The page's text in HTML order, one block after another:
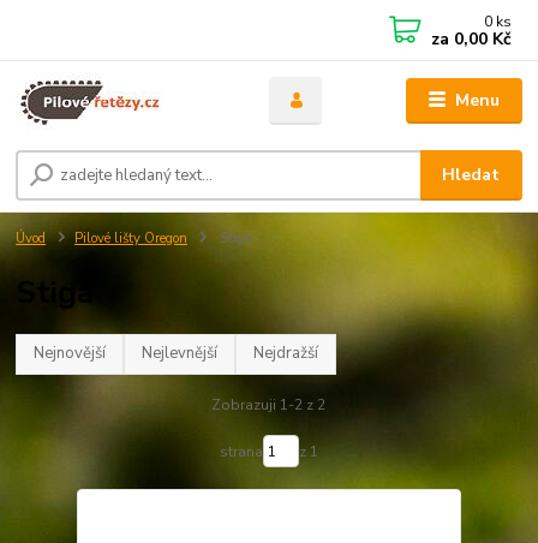
Menu
Hledat
0 ks
za 0,00 Kč
Úvod Pilové lišty Oregon Stiga
Stiga
Nejnovější Nejlevnější Nejdražší
Zobrazuji 1-2 z 2
strana z 1